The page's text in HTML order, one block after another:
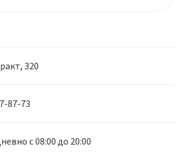
320
87-73
с 08:00 до 20:00